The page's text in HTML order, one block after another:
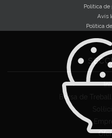
Política
Avís
Política
Borsa de